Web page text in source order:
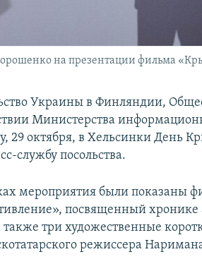
на презентации фильма
Украины в Финляндии,
Министерства
29 октября, в Хельсинки День
службу посольства.
мероприятия были показаны
посвященный
также три художественные
режиссера